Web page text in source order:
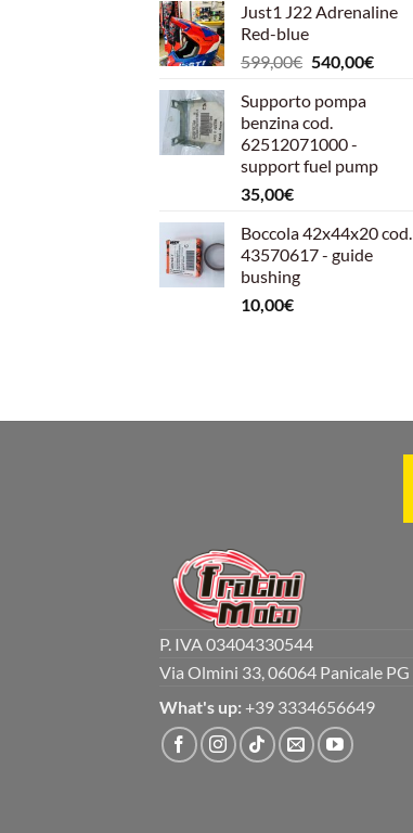
Just1 J22 Adrenaline
Red-blue
599,00€ Il
originale
era:
599,00€.
540,00€Il
Supporto pompa
benzina cod.
62512071000 -
support fuel pump
35,00€
Boccola 42x44x20 cod.
43570617 - guide
bushing
10,00€
P. IVA 03404330544
Via Olmini 33, 06064 Panicale PG
What's up: +39 3334656649